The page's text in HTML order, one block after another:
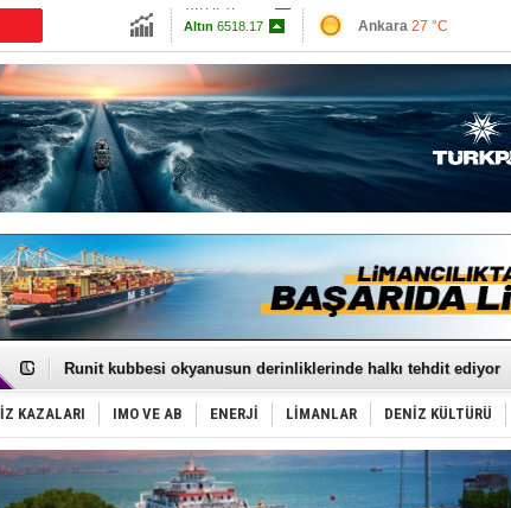
Altın 6518.17
Euro55.0481
Ankara 27 °C
Antalya34 °C
Muğla 28 °C
Çanakkale 27 °C
Fairline, Türkiye’de ‘SoleMarin’i seçti
Runit kubbesi okyanusun derinliklerinde halkı tehdit ediyor
Dünyanın en tehlikeli yosunu: Yüz binlerce canlıyı öldürmüş
Türk Loydu’na Süveyş tonaj yetkisi
Hüseyin Mengi: “Yapay Zekâ, Ustanın yerini alamaz”
Hat-San Tersanesi’nden yüzer havuza omurga: NB26
Med Marine’e yeni Römorkör!
KOSDER’den Karadeniz için ‘Çağrı’!
KAZALARI IMO VE AB ENERJİ LİMANLAR DENİZ KÜLTÜRÜ